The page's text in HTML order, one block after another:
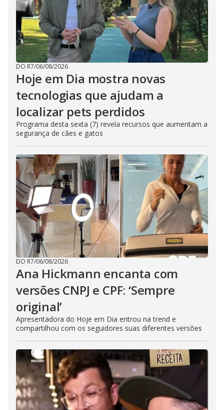
DO R7/06/08/2026
Hoje em Dia mostra novas
tecnologias que ajudam a
localizar pets perdidos
Programa desta sexta (7) revela recursos que aumentam a
segurança de cães e gatos
DO R7/06/08/2026
Ana Hickmann encanta com
versões CNPJ e CPF: ‘Sempre
original’
Apresentadora do Hoje em Dia entrou na trend e
compartilhou com os seguidores suas diferentes versões